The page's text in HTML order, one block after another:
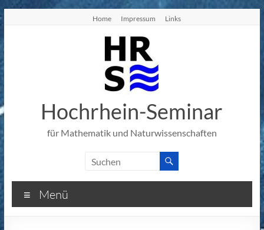
Home Impressum Links
Hochrhein-Seminar
für Mathematik und Naturwissenschaften
Menü